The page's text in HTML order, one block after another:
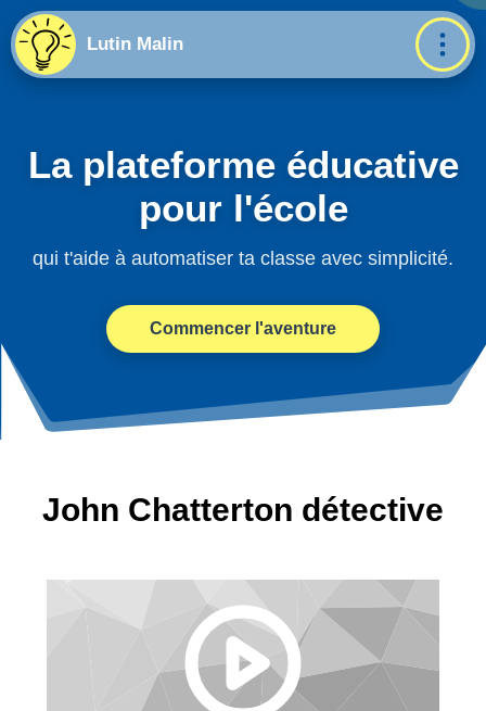
Lutin Malin
La plateforme éducative
pour l'école
qui t'aide à automatiser ta classe avec simplicité.
Commencer l'aventure
John Chatterton détective